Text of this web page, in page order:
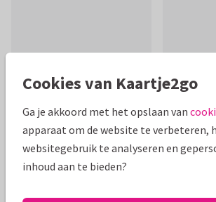
Mooie extra's bij je kaart
Cookies van Kaartje2go
Ga je akkoord met het opslaan van
apparaat om de website te verbeteren,
websitegebruik te analyseren en
inhoud aan te bieden?